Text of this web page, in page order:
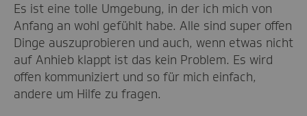
Es ist eine tolle Umgebung, in der ich mich von
Anfang an wohl gefühlt habe. Alle sind super offen
Dinge auszuprobieren und auch, wenn etwas nicht
auf Anhieb klappt ist das kein Problem. Es wird
offen kommuniziert und so für mich einfach,
andere um Hilfe zu fragen.